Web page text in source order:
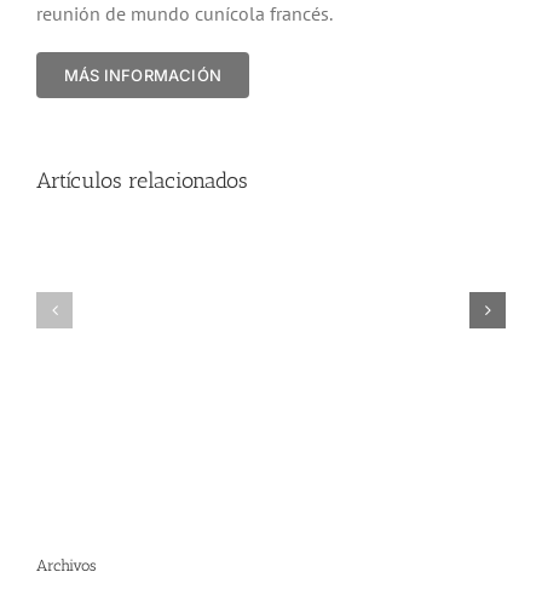
reunión de mundo cunícola francés.
MÁS INFORMACIÓN
Artículos relacionados
Archivos